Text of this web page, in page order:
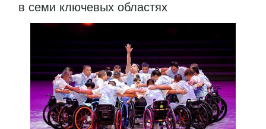
в семи ключевых областях